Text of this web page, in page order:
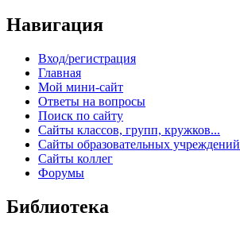
Навигация
Вход/регистрация
Главная
Мой мини-сайт
Ответы на вопросы
Поиск по сайту
Сайты классов, групп, кружков...
Сайты образовательных учреждений
Сайты коллег
Форумы
Библиотека